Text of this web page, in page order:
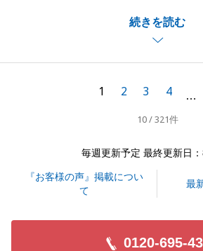
続きを読む
今回はO様のご協力を賜り、無事か
完了することができましたこと、
ます。
ら、是非いつでもご相談下さいませ
今後ともよろしくお願い申し上げま
1 2 3 4 …
10 / 321件
毎週更新予定 最終更新日
『お客様の声』掲載につい
て
最
0120-695-